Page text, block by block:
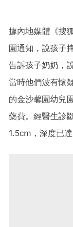
據內地媒體《搜
園通知，說孩子
告訴孩子奶奶，
當時他們波有懷
的金沙馨園幼兒
藥費。經醫生診
1.5cm，深度已達